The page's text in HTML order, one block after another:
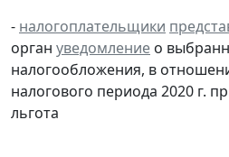
- налогоплательщики
орган уведомление о
налогообложения, в
налогового периода 2020 г.
льгота